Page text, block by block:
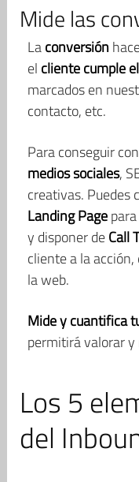
Mide las
Laconversión
el cliente cumple
marcados en
contacto, etc.
Para conseguir
medios sociales,
creativas. Puedes
Landing Pagepara
y disponer deCall
cliente a la
la web.
Mide y cuantifica
permitirá valorar
Los 5
del